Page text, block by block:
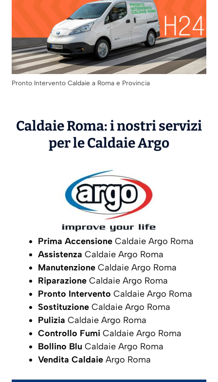
Pronto Intervento Caldaie a Roma e Provincia
Caldaie Roma: i nostri servizi
per le CaldaieArgo
Prima Accensione Caldaie Argo Roma
Assistenza Caldaie Argo Roma
Manutenzione Caldaie Argo Roma
Riparazione Caldaie Argo Roma
Pronto Intervento Caldaie Argo Roma
Sostituzione Caldaie Argo Roma
Pulizia Caldaie Argo Roma
Controllo Fumi Caldaie Argo Roma
Bollino Blu Caldaie Argo Roma
Vendita Caldaie Argo Roma